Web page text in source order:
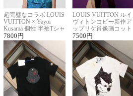
超完璧なコラボ LOUIS
VUITTON × Yayoi
Kusama 個性 半袖Tシャ
ツコピー男女兼用
7800 円
LOUIS VUITTON ルイ
ヴィトンコピー新作ア
ップリケ肖像画コット
ンニット半袖Tシャツ
7500 円